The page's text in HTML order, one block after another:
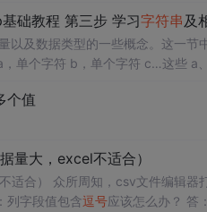
础教程 第三步 学习字符串及
以及数据类型的一些概念。这一节
单个字符 b，单个字符 c…这些 a
个值
量大，excel不适合）
适合） 众所周知，csv文件编辑器
列字段值包含逗号应该怎么办？ 答